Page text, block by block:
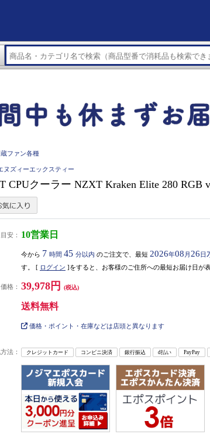
蔵ファン各種
ヌズィーエックスティー
CPUクーラー NZXT Kraken Elite 280 RGB
安： 10営業日
今から 7 時間 45 分以内 のご注文で、最短 2026年08 月 26日
す。 [ ログイン ]をすると、お客様のご住所への最短お届け日が
価格： 39,978円 (税込)
送料無料
価格・ポイント・在庫などは店頭と異なります
法： クレジットカード コンビニ決済 銀行振込 d払い PayPay